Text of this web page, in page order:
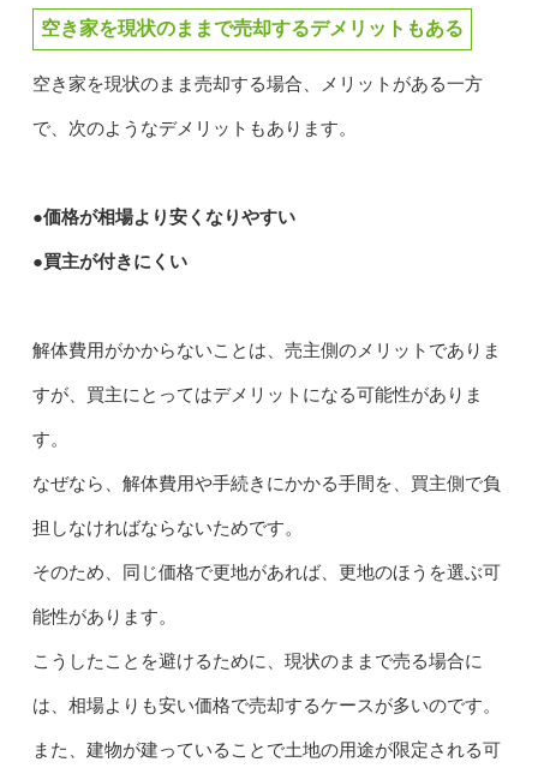
空き家を現状のままで売却するデメリットもある
空き家を現状のまま売却する場合、メリットがある一方
で、次のようなデメリットもあります。
●価格が相場より安くなりやすい
●買主が付きにくい
解体費用がかからないことは、売主側のメリットでありま
すが、買主にとってはデメリットになる可能性がありま
す。
なぜなら、解体費用や手続きにかかる手間を、買主側で負
担しなければならないためです。
そのため、同じ価格で更地があれば、更地のほうを選ぶ可
能性があります。
こうしたことを避けるために、現状のままで売る場合に
は、相場よりも安い価格で売却するケースが多いのです。
また、建物が建っていることで土地の用途が限定される可